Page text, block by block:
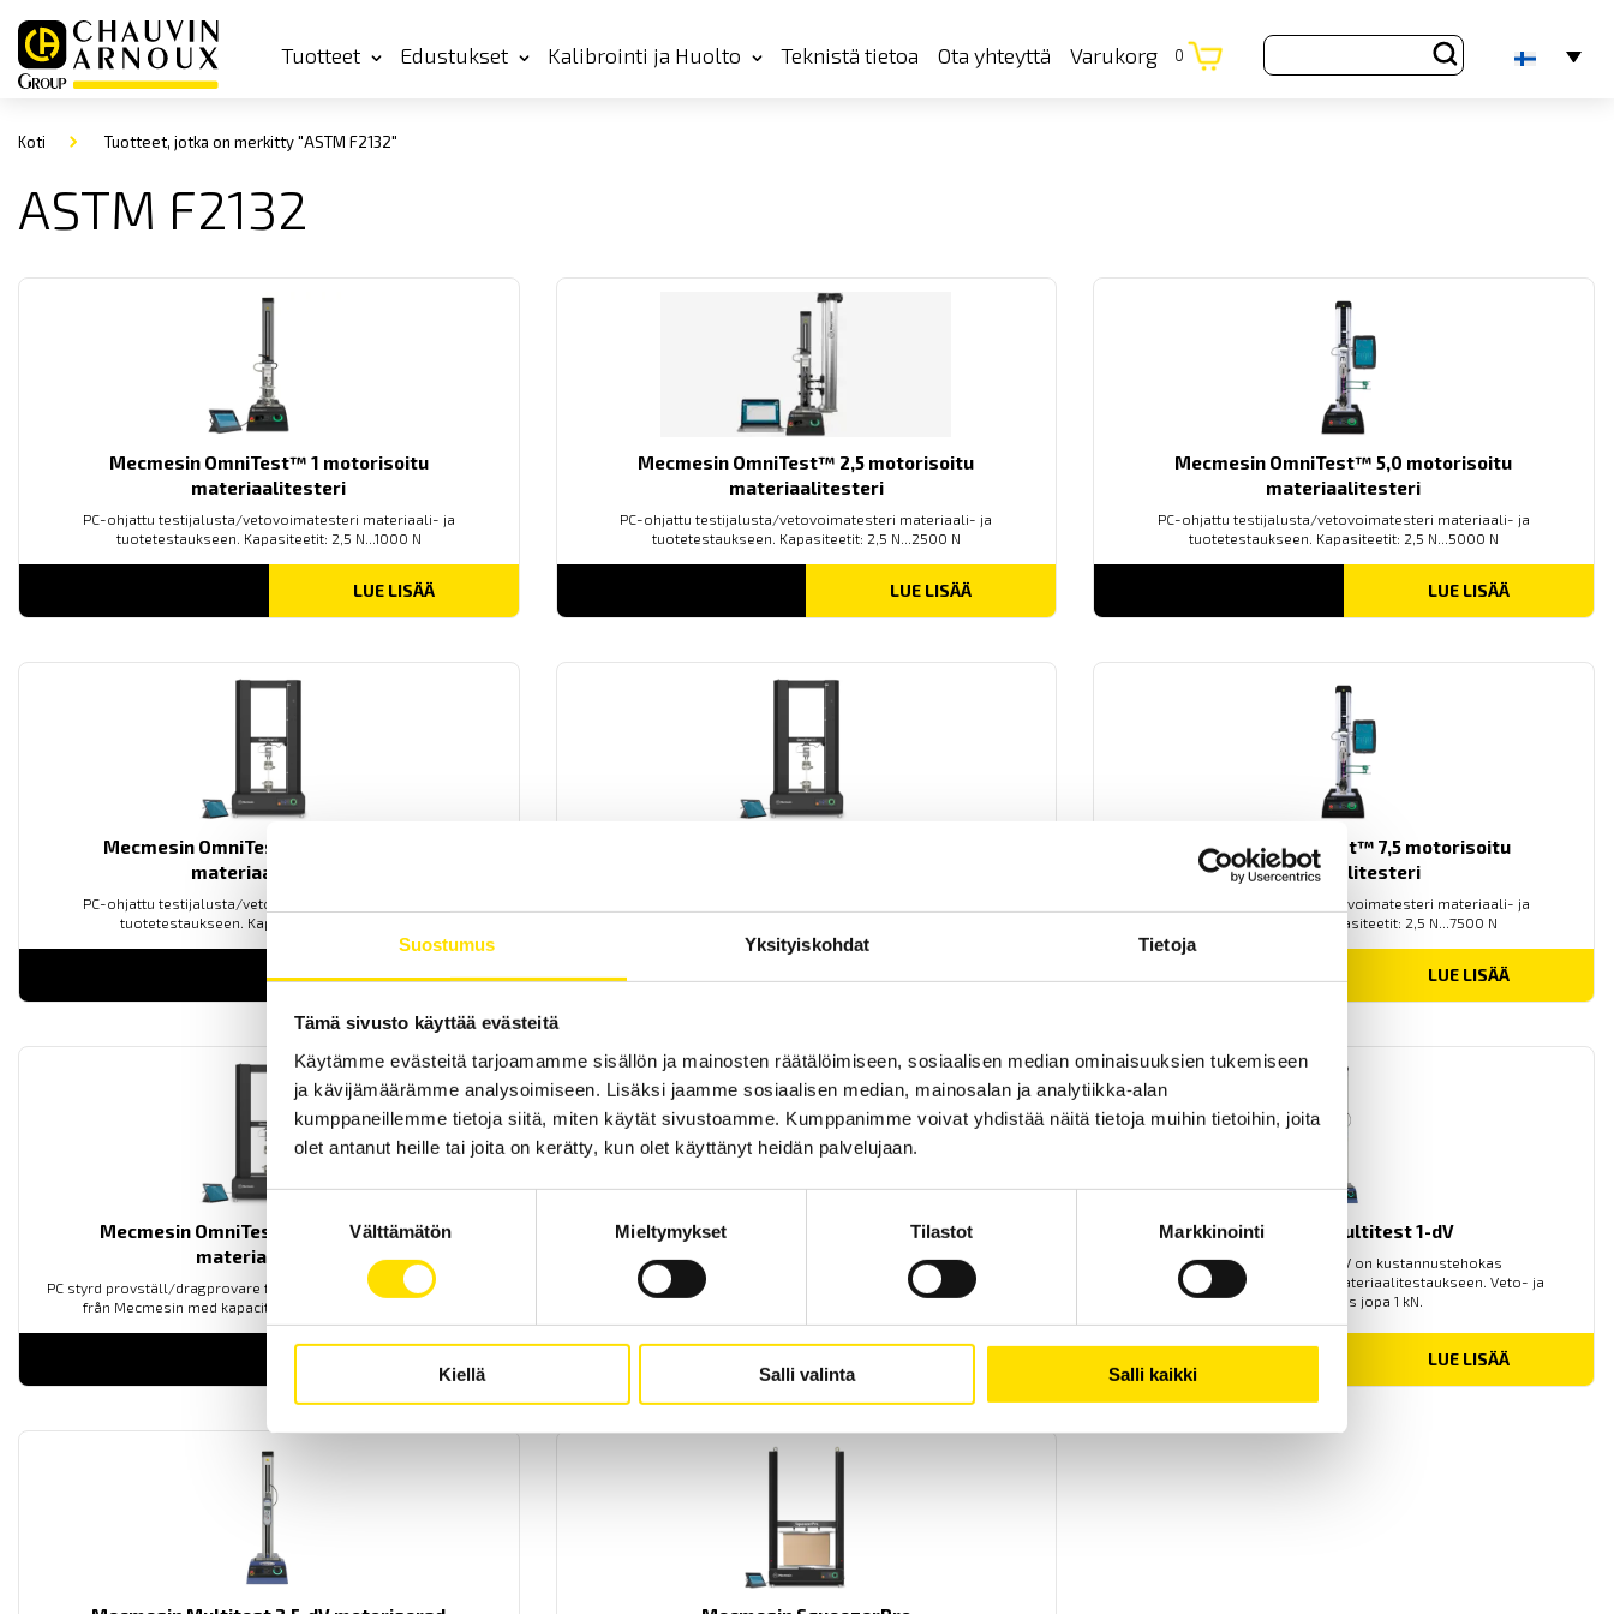
Suostumus Yksityiskohdat Tietoja
Tämä sivusto käyttää evästeitä
Käytämme evästeitä tarjoamamme sisällön ja mainosten räätälöimiseen, sosiaalisen median ominaisuuksien tukemiseen
ja kävijämäärämme analysoimiseen. Lisäksi jaamme sosiaalisen median, mainosalan ja analytiikka-alan
kumppaneillemme tietoja siitä, miten käytät sivustoamme. Kumppanimme voivat yhdistää näitä tietoja muihin tietoihin, joita
olet antanut heille tai joita on kerätty, kun olet käyttänyt heidän palvelujaan.
Suostumuksen
valinta
Välttämätön Mieltymykset Tilastot Markkinointi
Kiellä Salli valinta Salli kaikki
Tuotteet Edustukset Kalibrointi ja Huolto Teknistä tietoa Ota yhteyttä Varukorg 0
Koti Tuotteet, jotka on merkitty "ASTM F2132"
ASTM F2132
Mecmesin OmniTest™ 1 motorisoitu
materiaalitesteri
PC-ohjattu testijalusta/vetovoimatesteri materiaali- ja
tuotetestaukseen. Kapasiteetit: 2,5 N...1000 N
LUE LISÄÄ
Mecmesin OmniTest™ 2,5 motorisoitu
materiaalitesteri
PC-ohjattu testijalusta/vetovoimatesteri materiaali- ja
tuotetestaukseen. Kapasiteetit: 2,5 N...2500 N
LUE LISÄÄ
Mecmesin OmniTest™ 5,0 motorisoitu
materiaalitesteri
PC-ohjattu testijalusta/vetovoimatesteri materiaali- ja
tuotetestaukseen. Kapasiteetit: 2,5 N...5000 N
LUE LISÄÄ
Mecmesin OmniTest™ 25 motorisoitu
materiaalitesteri
PC-ohjattu testijalusta/vetovoimatesteri materiaali- ja
tuotetestaukseen. Kapasiteetit: 2,5 N...25 kN
LUE LISÄÄ
Mecmesin OmniTest™ 7,5 motorisoitu
materiaalitesteri
PC-ohjattu testijalusta/vetovoimatesteri materiaali- ja
tuotetestaukseen. Kapasiteetit: 2,5 N...7500 N
LUE LISÄÄ
Mecmesin OmniTest™ 10 motoriserad
materialprovare
PC styrd provställ/dragprovare för material och produktprovning
från Mecmesin med kapaciteter från 2,5 N upp till 10 kN
Mecmesin Multitest 0,5-dV
Mecmesin Multitest 0,5-dV on kustannustehokas
testijalusta/vetokoetesteri materiaalitestaukseen. Veto- ja
Mecmesin Multitest 1-dV
Mecmesin Multitest 1-dV on kustannustehokas
testijalusta/vetokoetesteri materiaalitestaukseen. Veto- ja
puristustestaus jopa 1 kN.
LUE LISÄÄ